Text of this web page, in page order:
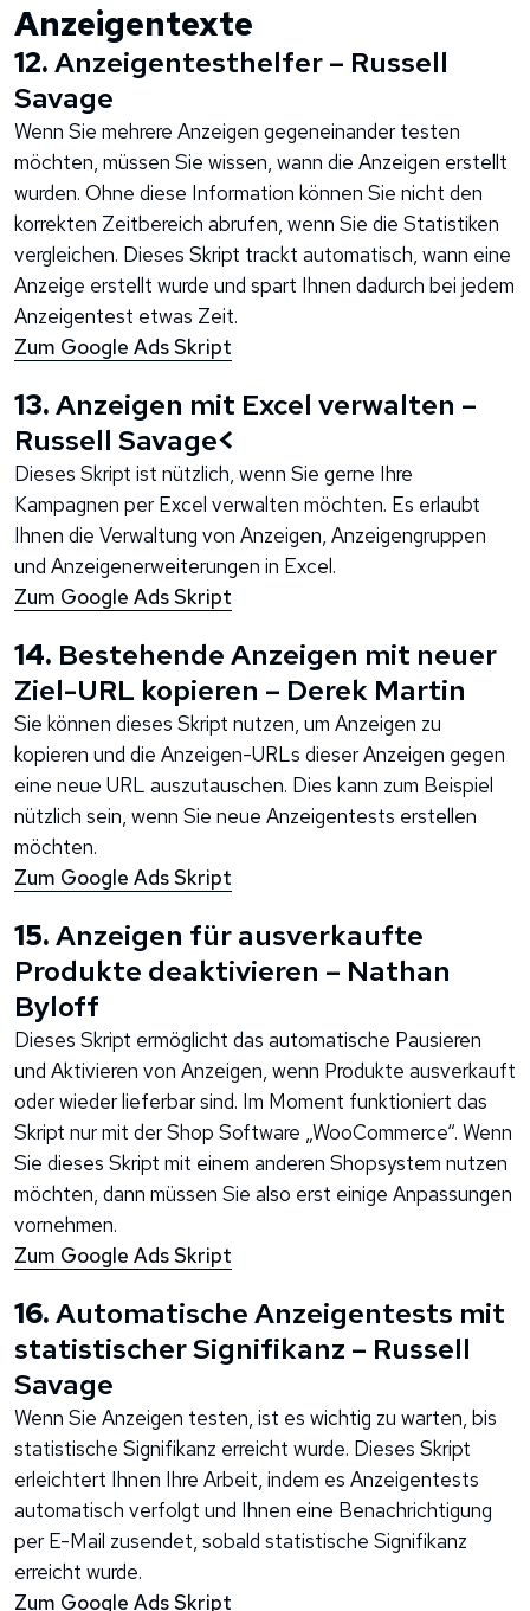
Anzeigentexte
12.Anzeigentesthelfer – Russell
Savage
Wenn Sie mehrere Anzeigen gegeneinander testen
möchten, müssen Sie wissen, wann die Anzeigen erstellt
wurden. Ohne diese Information können Sie nicht den
korrekten Zeitbereich abrufen, wenn Sie die Statistiken
vergleichen. Dieses Skript trackt automatisch, wann eine
Anzeige erstellt wurde und spart Ihnen dadurch bei jedem
Anzeigentest etwas Zeit.
Zum Google Ads Skript
13.Anzeigen mit Excel verwalten –
Russell Savage<
Dieses Skript ist nützlich, wenn Sie gerne Ihre
Kampagnen per Excel verwalten möchten. Es erlaubt
Ihnen die Verwaltung von Anzeigen, Anzeigengruppen
und Anzeigenerweiterungen in Excel.
Zum Google Ads Skript
14. Bestehende Anzeigen mit neuer
Ziel-URL kopieren – Derek Martin
Sie können dieses Skript nutzen, um Anzeigen zu
kopieren und die Anzeigen-URLs dieser Anzeigen gegen
eine neue URL auszutauschen. Dies kann zum Beispiel
nützlich sein, wenn Sie neue Anzeigentests erstellen
möchten.
Zum Google Ads Skript
15.Anzeigen für ausverkaufte
Produkte deaktivieren – Nathan
Byloff
Dieses Skript ermöglicht das automatische Pausieren
und Aktivieren von Anzeigen, wenn Produkte ausverkauft
oder wieder lieferbar sind. Im Moment funktioniert das
Skript nur mit der Shop Software „WooCommerce“. Wenn
Sie dieses Skript mit einem anderen Shopsystem nutzen
möchten, dann müssen Sie also erst einige Anpassungen
vornehmen.
Zum Google Ads Skript
16.Automatische Anzeigentests mit
statistischer Signifikanz – Russell
Savage
Wenn Sie Anzeigen testen, ist es wichtig zu warten, bis
statistische Signifikanz erreicht wurde. Dieses Skript
erleichtert Ihnen Ihre Arbeit, indem es Anzeigentests
automatisch verfolgt und Ihnen eine Benachrichtigung
per E-Mail zusendet, sobald statistische Signifikanz
erreicht wurde.
Zum Google Ads Skript